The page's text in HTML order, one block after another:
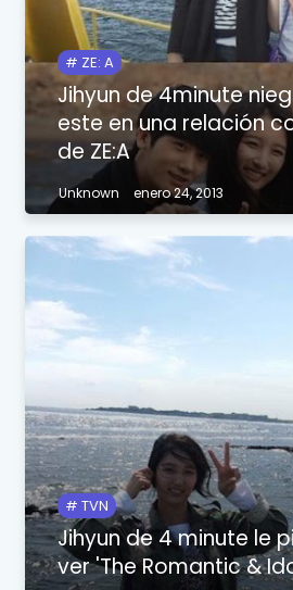
ZE: A
Jihyun de 4minute
este en una relación
de ZE:A
Unknown enero 24, 2013
TVN
Jihyun de 4 minute le
ver 'The Romantic &